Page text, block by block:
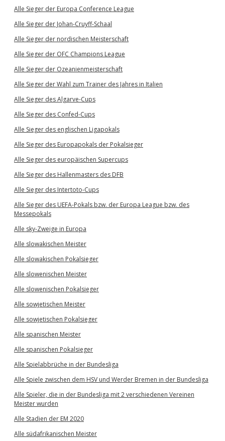
Alle Sieger der Europa Conference League
Alle Sieger der Johan-Cruyff-Schaal
Alle Sieger der nordischen Meisterschaft
Alle Sieger der OFC Champions League
Alle Sieger der Ozeanienmeisterschaft
Alle Sieger der Wahl zum Trainer des Jahres in Italien
Alle Sieger des Algarve-Cups
Alle Sieger des Confed-Cups
Alle Sieger des englischen Ligapokals
Alle Sieger des Europapokals der Pokalsieger
Alle Sieger des europäischen Supercups
Alle Sieger des Hallenmasters des DFB
Alle Sieger des Intertoto-Cups
Alle Sieger des UEFA-Pokals bzw. der Europa League bzw. des
Messepokals
Alle sky-Zweige in Europa
Alle slowakischen Meister
Alle slowakischen Pokalsieger
Alle slowenischen Meister
Alle slowenischen Pokalsieger
Alle sowjetischen Meister
Alle sowjetischen Pokalsieger
Alle spanischen Meister
Alle spanischen Pokalsieger
Alle Spielabbrüche in der Bundesliga
Alle Spiele zwischen dem HSV und Werder Bremen in der Bundesliga
Alle Spieler, die in der Bundesliga mit 2 verschiedenen Vereinen
Meister wurden
Alle Stadien der EM 2020
Alle südafrikanischen Meister